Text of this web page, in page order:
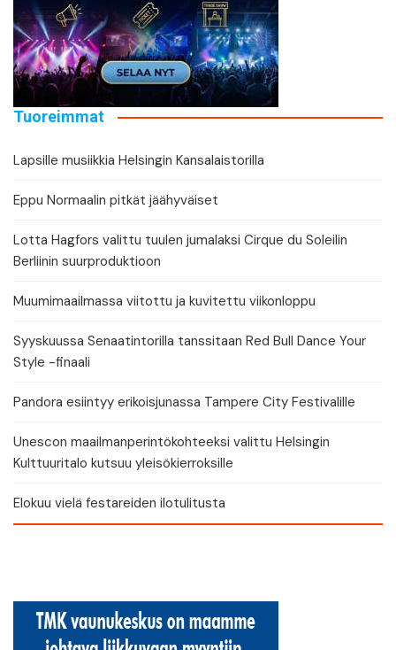
Tuoreimmat
Lapsille musiikkia Helsingin Kansalaistorilla
Eppu Normaalin pitkät jäähyväiset
Lotta Hagfors valittu tuulen jumalaksi Cirque du Soleilin
Berliinin suurproduktioon
Muumimaailmassa viitottu ja kuvitettu viikonloppu
Syyskuussa Senaatintorilla tanssitaan Red Bull Dance Your
Style -finaali
Pandora esiintyy erikoisjunassa Tampere City Festivalille
Unescon maailmanperintökohteeksi valittu Helsingin
Kulttuuritalo kutsuu yleisökierroksille
Elokuu vielä festareiden ilotulitusta